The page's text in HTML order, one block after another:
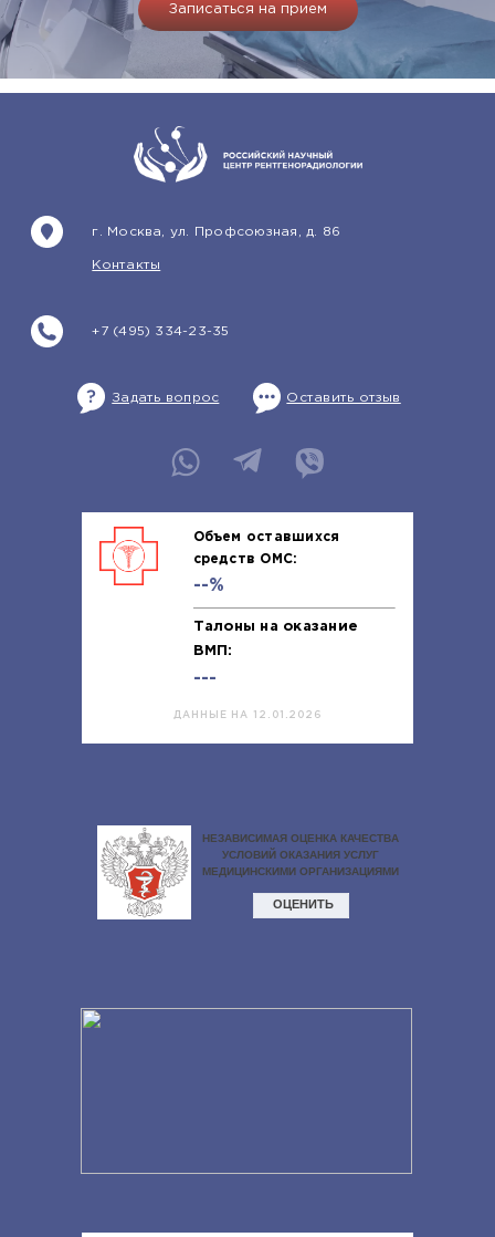
Записаться на прием
+7 (495) 334-23-35
г. Москва, ул. Профсоюзная, д. 86
Контакты
Задать вопрос Оставить отзыв
Объем оставшихся
средств ОМС:
--%
Талоны на оказание
ВМП:
---
ДАННЫЕ НА 12.01.2026